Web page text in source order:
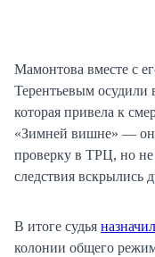
Мамонтова вместе с
Терентьевым осудили
которая привела к
«Зимней вишне» —
проверку в ТРЦ, но не
следствия вскрылись
В итоге судья
колонии общего